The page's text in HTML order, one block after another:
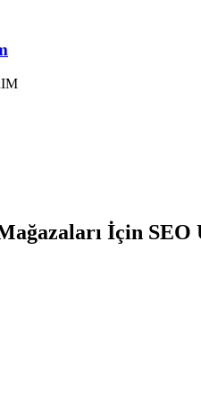
İçin SEO